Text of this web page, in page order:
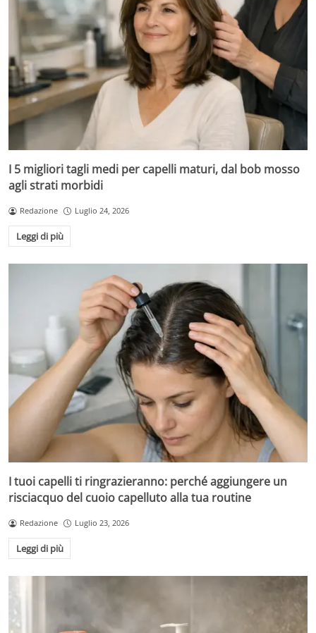
I 5 migliori tagli medi per capelli maturi, dal bob mosso
agli strati morbidi
Redazione Luglio 24, 2026
Leggi di più
I tuoi capelli ti ringrazieranno: perché aggiungere un
risciacquo del cuoio capelluto alla tua routine
Redazione Luglio 23, 2026
Leggi di più